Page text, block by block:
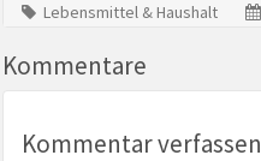
Lebensmittel & Haushalt
Kommentare
Kommentar verfassen